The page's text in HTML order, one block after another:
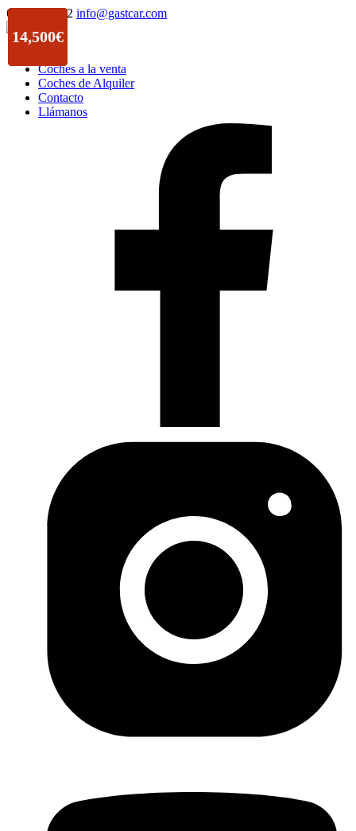
622 87 27 32 info@gastcar.com
Coches a la venta
Coches de Alquiler
Contacto
Llámanos
12,900€
11,900€
10,500€
5,700€
5,900€
14,500€